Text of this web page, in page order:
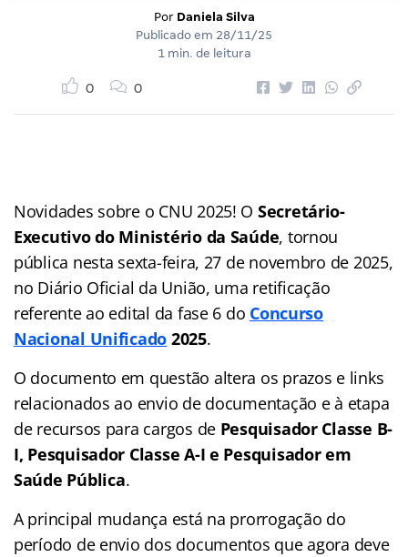
Por Daniela Silva
Publicado em 28/11/25
1 min. de leitura
0 0
Novidades sobre o CNU 2025! O Secretário-
Executivo do Ministério da Saúde, tornou
pública nesta sexta-feira, 27 de novembro de 2025,
no Diário Oficial da União, uma retificação
referente ao edital da fase 6 do Concurso
Nacional Unificado 2025.
O documento em questão altera os prazos e links
relacionados ao envio de documentação e à etapa
de recursos para cargos de Pesquisador Classe B-
I, Pesquisador Classe A-I e Pesquisador em
Saúde Pública.
A principal mudança está na prorrogação do
período de envio dos documentos que agora deve